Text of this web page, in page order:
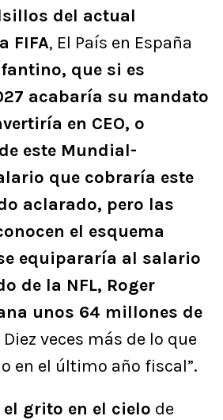
del actual
FIFA, El País en España
que si es
acabaría su mandato
en CEO, o
este Mundial-
que cobraría este
aclarado, pero las
el esquema
equipararía al salario
de la NFL, Roger
unos 64 millones de
Diez veces más de lo que
en el último año fiscal”.
el grito en el cielo de